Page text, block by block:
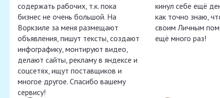
содержать рабочих, т.к. пока
бизнес не очень большой. На
Воркзиле за меня размещают
объявления, пишут тексты, создают
инфографику, монтируют видео,
делают сайты, рекламу в яндексе и
соцсетях, ищут поставщиков и
многое другое. Спасибо вашему
сервису!
кинул себе ещё
как точно знаю,
своим Личным
ещё много раз!